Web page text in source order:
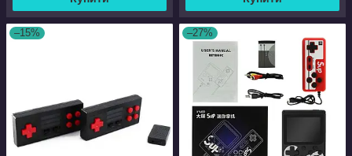
–15% –27%